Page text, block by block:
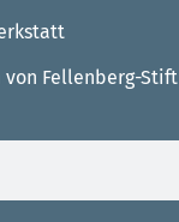
Fellenberg-Stift